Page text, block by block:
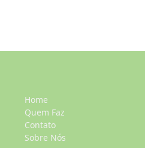
Home
Quem Faz
Contato
Sobre Nós